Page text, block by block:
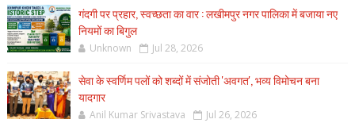
गंदगी पर प्रहार, स्वच्छता का वार : लखीमपुर नगर पालिका में बजाया नए
नियमों का बिगुल
Unknown Jul 28, 2026
सेवा के स्वर्णिम पलों को शब्दों में संजोती 'अवगत', भव्य विमोचन बना
यादगार
Anil Kumar Srivastava Jul 26, 2026